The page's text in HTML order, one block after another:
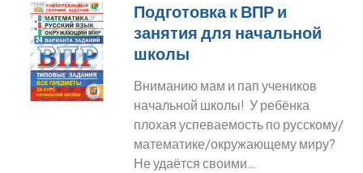
Подготовка к ВПР и
занятия для начальной
школы
Вниманию мам и пап учеников
начальной школы! У ребёнка
плохая успеваемость по русскому/
математике/окружающему миру?
Не удаётся своими…